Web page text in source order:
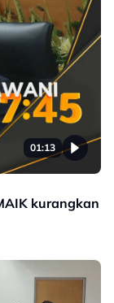
01:13
kurangkan